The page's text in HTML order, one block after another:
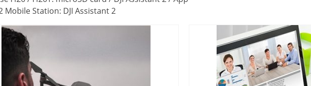
Mobile Station: DJI Assistant 2